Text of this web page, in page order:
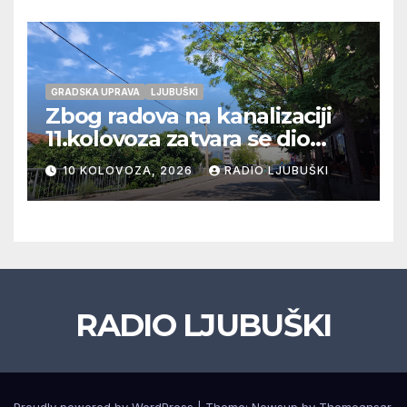
GRADSKA UPRAVA LJUBUŠKI
Zbog radova na kanalizaciji
11.kolovoza zatvara se dio
ulice Petra Barbarića
10 KOLOVOZA, 2026 RADIO LJUBUŠKI
RADIO LJUBUŠKI